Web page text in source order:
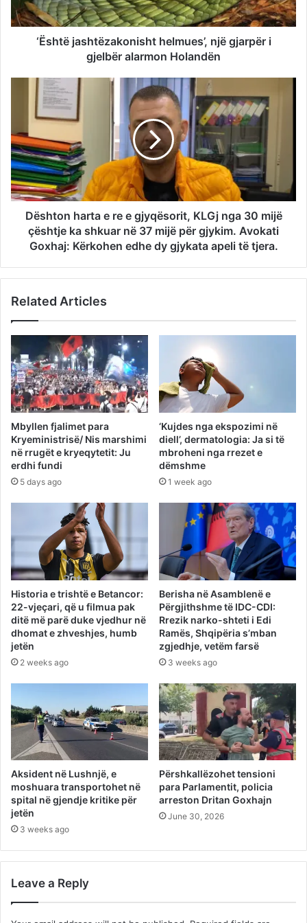
‘Është jashtëzakonisht helmues’, një gjarpër i
gjelbër alarmon Holandën
Dështon harta e re e gjyqësorit, KLGj nga 30 mijë
çështje ka shkuar në 37 mijë për gjykim. Avokati
Goxhaj: Kërkohen edhe dy gjykata apeli të tjera.
Related Articles
Mbyllen fjalimet para
Kryeministrisë/ Nis marshimi
në rrugët e kryeqytetit: Ju
erdhi fundi
5 days ago
‘Kujdes nga ekspozimi në
diell’, dermatologia: Ja si të
mbroheni nga rrezet e
dëmshme
1 week ago
Historia e trishtë e Betancor:
22-vjeçari, që u filmua pak
ditë më parë duke vjedhur në
dhomat e zhveshjes, humb
jetën
2 weeks ago
Berisha në Asamblenë e
Përgjithshme të IDC-CDI:
Rrezik narko-shteti i Edi
Ramës, Shqipëria s’mban
zgjedhje, vetëm farsë
3 weeks ago
Aksident në Lushnjë, e
moshuara transportohet në
spital në gjendje kritike për
jetën
3 weeks ago
Përshkallëzohet tensioni
para Parlamentit, policia
arreston Dritan Goxhajn
June 30, 2026
Leave a Reply